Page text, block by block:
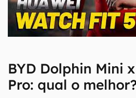
00:00/04:51
BYD Dolphin Mini
Pro: qual o